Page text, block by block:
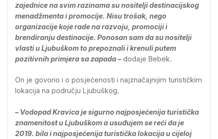
zajednice na svim razinama su nositelji destinacijskog
menadžmenta i promocije. Nisu trošak, nego
organizacije koje rade na razvoju, promociji i
brendiranju destinacije. Ponosan sam da su nositelji
vlasti u Ljubuškom to prepoznali i krenuli putem
pozitivnih primjera sa zapada – dodaje Bebek.
On je govorio i o posjećenosti i najznačajnijim turističkim
lokacija na području Ljubuškog.
– Vodopad Kravica je sigurno najposjećenija turistička
znamenitost u Ljubuškom a usuđujem se reći da je
2019. bila i najposjećenija turistička lokacija u cijeloj